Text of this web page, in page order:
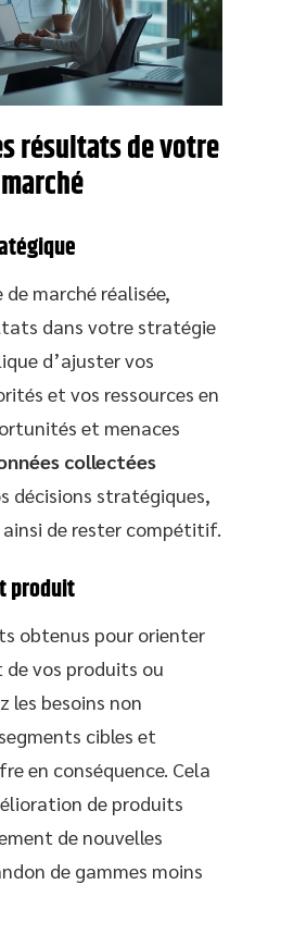
résultats de votre
de marché réalisée,
dans votre stratégie
d’ajuster vos
et vos ressources en
et menaces
collectées
décisions stratégiques,
de rester compétitif.
produit
obtenus pour orienter
de vos produits ou
les besoins non
cibles et
en conséquence. Cela
de produits
de nouvelles
de gammes moins